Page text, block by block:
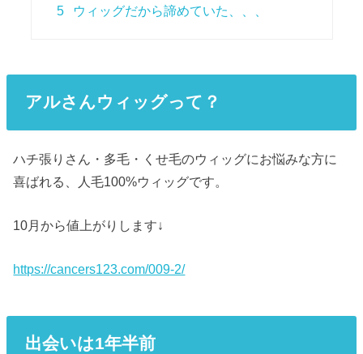
5 ウィッグだから諦めていた、、、
アルさんウィッグって？
ハチ張りさん・多毛・くせ毛のウィッグにお悩みな方に
喜ばれる、人毛100%ウィッグです。
10月から値上がりします↓
https://cancers123.com/009-2/
出会いは1年半前